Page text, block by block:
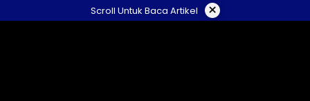
to
Scroll Untuk Baca Artikel ×